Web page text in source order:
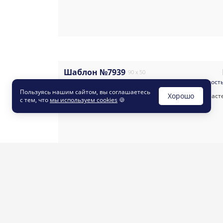
Шаблон №7939 90 x 50
#темные#праздничные#визитка
Пользуясь нашим сайтом, вы соглашаетесь
с тем, что мы используем cookies 🍪 Хорошо